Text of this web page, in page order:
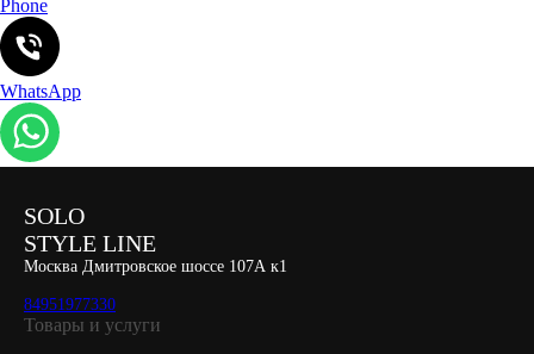
Phone
WhatsApp
SOLO
STYLE LINE
Москва Дмитровское шоссе 107А к1
84951977330
Товары и услуги